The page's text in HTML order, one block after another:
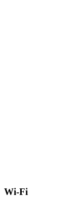
Wi-Fi